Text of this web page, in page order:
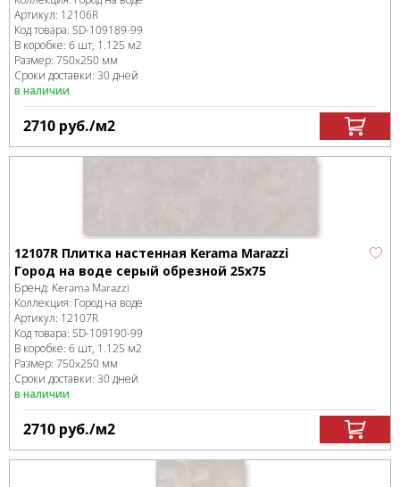
Артикул: 12106R
Код товара: SD-109189-99
В коробке: 6 шт, 1.125 м2
Размер: 750x250 мм
Сроки доставки: 30 дней
в наличии
2710 руб./м2
12107R Плитка настенная Kerama Marazzi
Город на воде серый обрезной 25х75
Бренд: Kerama Marazzi
Коллекция: Город на воде
Артикул: 12107R
Код товара: SD-109190-99
В коробке: 6 шт, 1.125 м2
Размер: 750x250 мм
Сроки доставки: 30 дней
в наличии
2710 руб./м2